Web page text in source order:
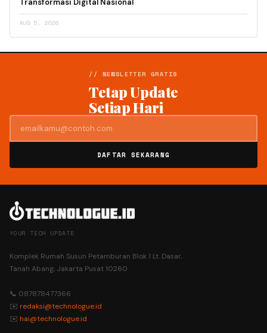
Transformasi Digital Nasional
AUG 5, 2026
// NEWSLETTER GRATIS
Tetap Update
Setiap Hari
DAFTAR SEKARANG
YOUR TECH UPDATE
Komplek Rumah Susun Petamburan Blok 1 Lt. Dasar,
Tanah Abang, Jakarta Pusat 10260
📞 087878477366
✉️ redaksi@technologue.id
✉️ hai@technologue.id